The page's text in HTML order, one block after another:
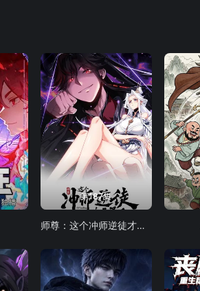
第187集
师尊：这个冲师逆徒才不是圣子 动态漫画